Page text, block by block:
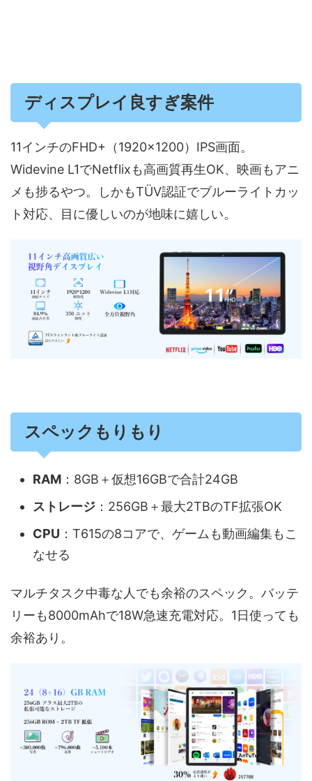
ディスプレイ良すぎ案件
11インチのFHD+（1920×1200）IPS画面。
Widevine L1でNetflixも高画質再生OK、映画もアニ
メも捗るやつ。しかもTÜV認証でブルーライトカッ
ト対応、目に優しいのが地味に嬉しい。​
スペックもりもり
RAM ：​8GB＋仮想16GBで合計24GB
ストレージ ：​256GB＋最大2TBのTF拡張OK
CPU ：​T615の8コアで、ゲームも動画編集もこ
なせる​
マルチタスク中毒な人でも余裕のスペック。バッテ
リーも8000mAhで18W急速充電対応。1日使っても
余裕あり。​